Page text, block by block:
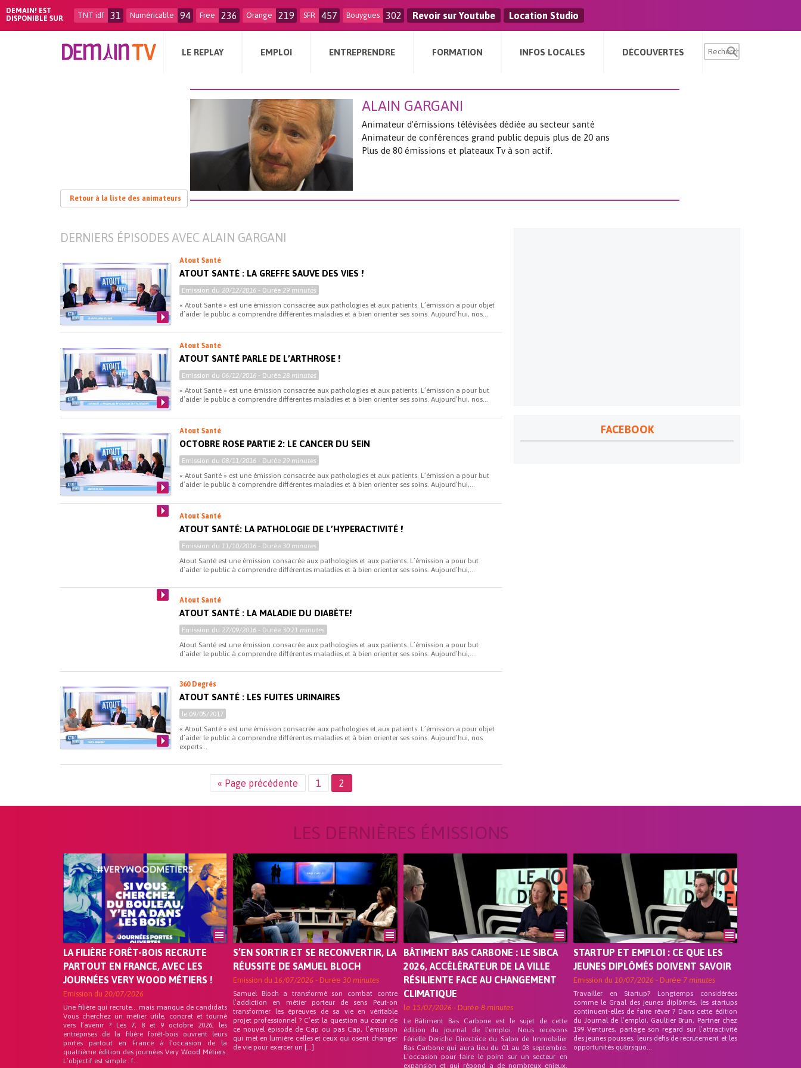
DEMAIN! EST
DISPONIBLE SUR
TNT idf 31 Numéricable 94 Free 236 Orange 219 SFR 457 Bouygues 302 Revoir sur Youtube Location Studio
LE REPLAY EMPLOI ENTREPRENDRE FORMATION INFOS LOCALES DÉCOUVERTES
Retour à la liste des animateurs
ALAIN GARGANI
Animateur d’émissions télévisées dédiée au secteur santé
Animateur de conférences grand public depuis plus de 20 ans
Plus de 80 émissions et plateaux Tv à son actif.
DERNIERS ÉPISODES AVEC ALAIN GARGANI
Atout Santé
ATOUT SANTÉ : LA GREFFE SAUVE DES VIES !
Emission du 20/12/2016 - Durée 29 minutes
« Atout Santé » est une émission consacrée aux pathologies et aux patients. L’émission a pour objet
d’aider le public à comprendre différentes maladies et à bien orienter ses soins. Aujourd’hui, nos...
Atout Santé
ATOUT SANTÉ PARLE DE L’ARTHROSE !
Emission du 06/12/2016 - Durée 28 minutes
« Atout Santé » est une émission consacrée aux pathologies et aux patients. L’émission a pour but
d’aider le public à comprendre différentes maladies et à bien orienter ses soins. Aujourd’hui, nos...
Atout Santé
OCTOBRE ROSE PARTIE 2: LE CANCER DU SEIN
Emission du 08/11/2016 - Durée 29 minutes
« Atout Santé » est une émission consacrée aux pathologies et aux patients. L’émission a pour but
d’aider le public à comprendre différentes maladies et à bien orienter ses soins. Aujourd’hui,...
Atout Santé
ATOUT SANTÉ: LA PATHOLOGIE DE L’HYPERACTIVITÉ !
Emission du11/10/2016 - Durée30 minutes
Atout Santé est une émission consacrée aux pathologies et aux patients. L’émission a pour but
d’aider le public à comprendre différentes maladies et à bien orienter ses soins. Aujourd’hui,...
Atout Santé
ATOUT SANTÉ : LA MALADIE DU DIABÈTE!
Emission du27/09/2016 - Durée30:21 minutes
Atout Santé est une émission consacrée aux pathologies et aux patients. L’émission a pour but
d’aider le public à comprendre différentes maladies et à bien orienter ses soins. Aujourd’hui,...
360 Degrés
ATOUT SANTÉ : LES FUITES URINAIRES
le 09/05/2017
« Atout Santé » est une émission consacrée aux pathologies et aux patients. L’émission a pour objet
d’aider le public à comprendre différentes maladies et à bien orienter ses soins. Aujourd’hui, nos
experts...
« Page précédente 1 2
FACEBOOK
LES DERNIÈRES ÉMISSIONS
LA FILIÈRE FORÊT-BOIS RECRUTE
PARTOUT EN FRANCE, AVEC LES
JOURNÉES VERY WOOD MÉTIERS !
Emission du 20/07/2026
Une filière qui recrute… mais manque de candidats
Vous cherchez un métier utile, concret et tourné
vers l’avenir ? Les 7, 8 et 9 octobre 2026, les
entreprises de la filière forêt-bois ouvrent leurs
portes partout en France à l’occasion de la
quatrième édition des journées Very Wood Métiers.
L’objectif est simple : f...
S’EN SORTIR ET SE RECONVERTIR, LA
RÉUSSITE DE SAMUEL BLOCH
Emission du 16/07/2026 - Durée 30 minutes
Samuel Bloch a transformé son combat contre
l’addiction en métier porteur de sens Peut-on
transformer les épreuves de sa vie en véritable
projet professionnel ? C’est la question au cœur de
ce nouvel épisode de Cap ou pas Cap, l’émission
qui met en lumière celles et ceux qui osent changer
de vie pour exercer un […]
BÂTIMENT BAS CARBONE : LE SIBCA
2026, ACCÉLÉRATEUR DE LA VILLE
RÉSILIENTE FACE AU CHANGEMENT
CLIMATIQUE
le 15/07/2026 - Durée 8 minutes
Le Bâtiment Bas Carbone est le sujet de cette
édition du journal de l’emploi. Nous recevons
Férielle Deriche Directrice du Salon de Immobilier
Bas Carbone qui aura lieu du 01 au 03 septembre.
L’occasion pour faire le point sur un secteur en
expansion et qui répond a de nombreux enjeux.
STARTUP ET EMPLOI : CE QUE LES
JEUNES DIPLÔMÉS DOIVENT SAVOIR
Emission du 10/07/2026 - Durée 7 minutes
Travailler en Startup? Longtemps considérées
comme le Graal des jeunes diplômés, les startups
continuent-elles de faire rêver ? Dans cette édition
du Journal de l’emploi, Gaultier Brun, Partner chez
199 Ventures, partage son regard sur l’attractivité
des jeunes pousses, leurs défis de recrutement et les
opportunités qu&rsquo...